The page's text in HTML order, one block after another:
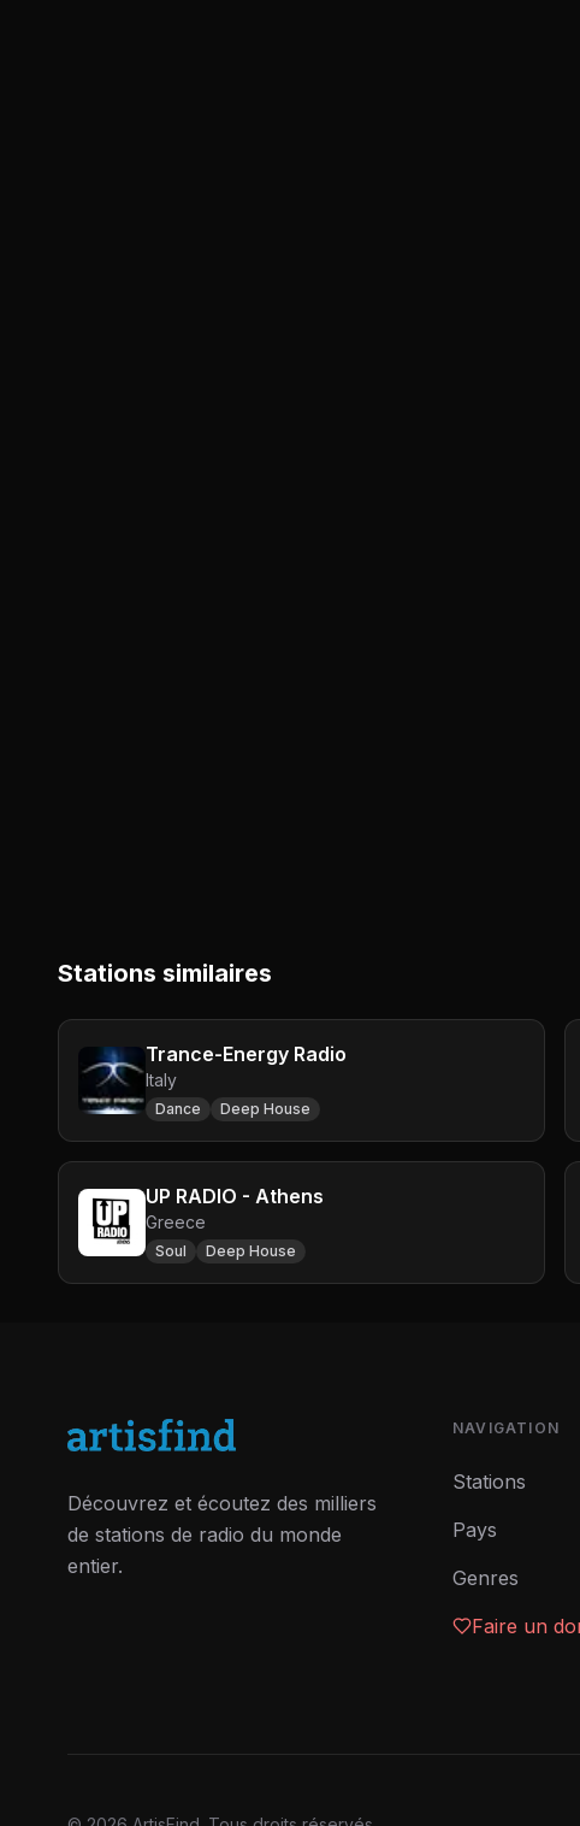
Stations similaires
Trance-Energy Radio
Italy
Dance Deep House
UP RADIO - Athens
Greece
Soul Deep House
Découvrez et écoutez des milliers
de stations de radio du monde
entier.
NAVIGATION
Stations
Pays
Genres
Faire un